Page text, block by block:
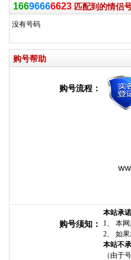
16696666623 匹配到的情侣
没有号码
购号帮助
购号流程：
购号须知：
本站承诺
1、 本
2、 如
本站不
（由于